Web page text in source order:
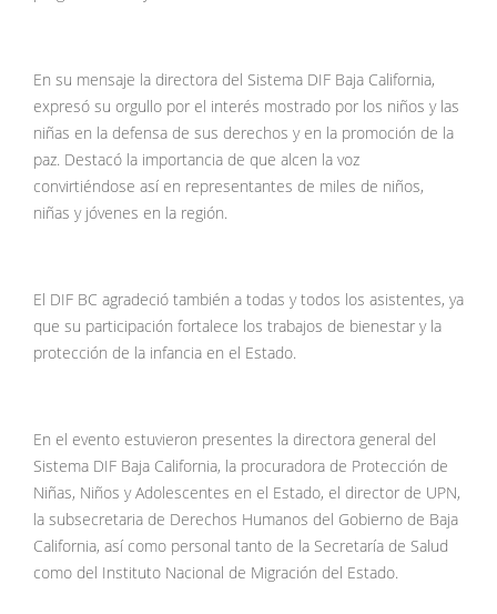
En su mensaje la directora del Sistema DIF Baja California,
expresó su orgullo por el interés mostrado por los niños y las
niñas en la defensa de sus derechos y en la promoción de la
paz. Destacó la importancia de que alcen la voz
convirtiéndose así en representantes de miles de niños,
niñas y jóvenes en la región.
El DIF BC agradeció también a todas y todos los asistentes, ya
que su participación fortalece los trabajos de bienestar y la
protección de la infancia en el Estado.
En el evento estuvieron presentes la directora general del
Sistema DIF Baja California, la procuradora de Protección de
Niñas, Niños y Adolescentes en el Estado, el director de UPN,
la subsecretaria de Derechos Humanos del Gobierno de Baja
California, así como personal tanto de la Secretaría de Salud
como del Instituto Nacional de Migración del Estado.